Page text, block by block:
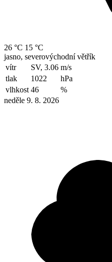
26 °C 15 °C
jasno, severovýchodní větřík
vítr
SV, 3.06 m/s
tlak
1022
hPa
vlhkost 46
%
neděle 9. 8. 2026